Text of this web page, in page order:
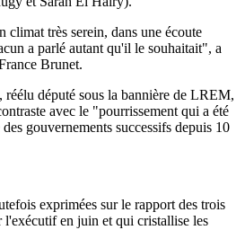
climat très serein, dans une écoute
a parlé autant qu'il le souhaitait", a
Brunet.
député sous la bannière de LREM,
avec le "pourrissement qui a été
gouvernements successifs depuis 10
exprimées sur le rapport des trois
l'exécutif en juin et qui cristallise les